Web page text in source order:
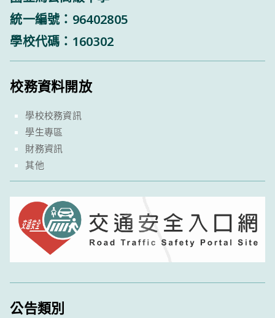
統一編號：96402805
學校代碼：160302
校務資料開放
學校校務資訊
學生專區
財務資訊
其他
公告類別